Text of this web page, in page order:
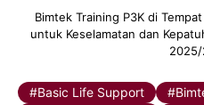
Bimtek Training P3K di
untuk Keselamatan dan
Basic Life Support